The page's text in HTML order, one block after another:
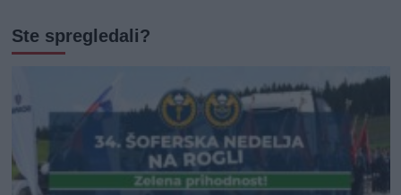
Ste spregledali?